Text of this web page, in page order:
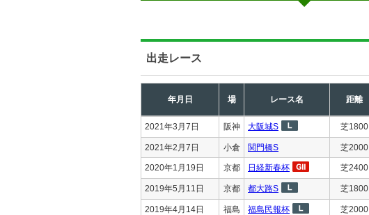
出走レース
年月日 場 レース名 距離
2021年3月7日 阪神 大阪城S 芝1800
2021年2月7日 小倉 関門橋S 芝2000
2020年1月19日 京都 日経新春杯 芝2400
2019年5月11日 京都 都大路S 芝1800
2019年4月14日 福島 福島民報杯 芝2000